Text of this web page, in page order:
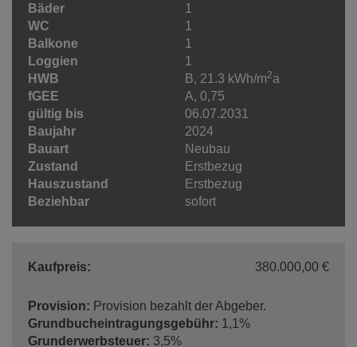
Bäder
1
WC
1
Balkone
1
Loggien
1
HWB
B, 21.3 kWh/m2a
fGEE
A, 0,75
gültig bis
06.07.2031
Baujahr
2024
Bauart
Neubau
Zustand
Erstbezug
Hauszustand
Erstbezug
Beziehbar
sofort
Kaufpreis: 380.000,00 €
Provision: Provision bezahlt der Abgeber.
Grundbucheintragungsgebühr: 1,1%
Grunderwerbsteuer: 3,5%